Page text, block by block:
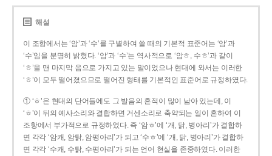
해설
이 조항에서는 ‘암’과 ‘수’를 구별하여 쓸 때의 기본적 표준어는 ‘암’과
‘수’임을 분명히 밝혔다. ‘암’과 ‘수’는 역사적으로 ‘암ㅎ, 수ㅎ’과 같이
‘ㅎ’을 맨 마지막 음으로 가지고 있는 말이었으나 현대에 와서는 이러한
‘ㅎ’이 모두 떨어졌으므로 떨어진 형태를 기본적인 표준어로 규정하였다.
① ‘ㅎ’은 현대의 단어들에도 그 발음의 흔적이 많이 남아 있는데, 이
‘ㅎ’이 뒤의 예사소리와 결합하면 거센소리로 축약되는 일이 흔하여 이
조항에서 부가적으로 규정하였다. 즉 ‘암ㅎ’에 ‘개, 닭, 병아리’가 결합하
면 각각 ‘암캐, 암탉, 암평아리’가 되고 ‘수ㅎ’에 ‘개, 닭, 병아리’가 결합하
면 각각 ‘수캐, 수탉, 수평아리’가 되는 언어 현실을 존중하였다. 이러한